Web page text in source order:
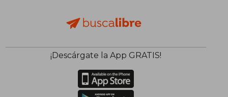
¡Descárgate la App GRATIS!